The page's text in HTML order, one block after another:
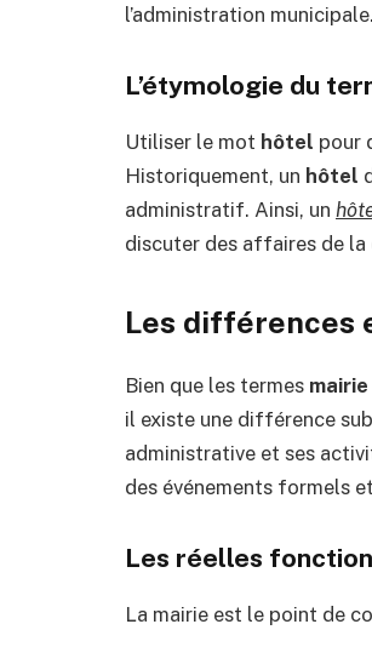
l’administration municipale.
L’étymologie du
Utiliser le mot hôtel pour
Historiquement, un hôtel
administratif. Ainsi, un
discuter des affaires de la
Les différences
Bien que les termes mairie
il existe une différence
administrative et ses
des événements formels
Les réelles
La mairie est le point de